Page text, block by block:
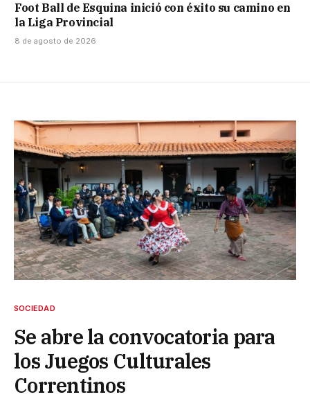
Foot Ball de Esquina inició con éxito su camino en
la Liga Provincial
8 de agosto de 2026
SOCIEDAD
Se abre la convocatoria para
los Juegos Culturales
Correntinos